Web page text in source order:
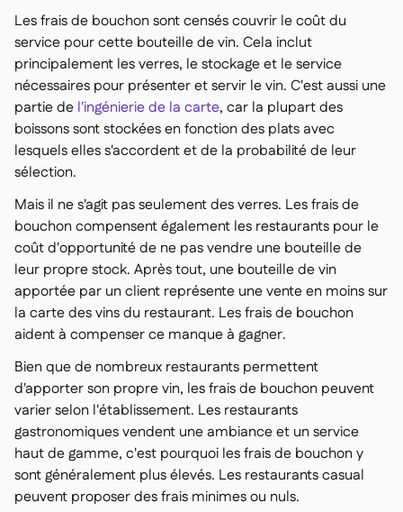
Les frais de bouchon sont censés couvrir le coût du
service pour cette bouteille de vin. Cela inclut
principalement les verres, le stockage et le service
nécessaires pour présenter et servir le vin. C'est aussi une
partie de l'ingénierie de la carte, car la plupart des
boissons sont stockées en fonction des plats avec
lesquels elles s'accordent et de la probabilité de leur
sélection.
Mais il ne s'agit pas seulement des verres. Les frais de
bouchon compensent également les restaurants pour le
coût d'opportunité de ne pas vendre une bouteille de
leur propre stock. Après tout, une bouteille de vin
apportée par un client représente une vente en moins sur
la carte des vins du restaurant. Les frais de bouchon
aident à compenser ce manque à gagner.
Bien que de nombreux restaurants permettent
d'apporter son propre vin, les frais de bouchon peuvent
varier selon l'établissement. Les restaurants
gastronomiques vendent une ambiance et un service
haut de gamme, c'est pourquoi les frais de bouchon y
sont généralement plus élevés. Les restaurants casual
peuvent proposer des frais minimes ou nuls.